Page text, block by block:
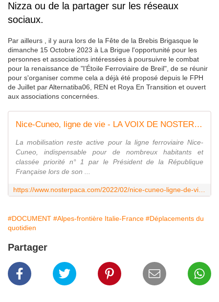
Nizza ou de la partager sur les réseaux
sociaux.
Par ailleurs , il y aura lors de la Fête de la Brebis Brigasque le
dimanche 15 Octobre 2023 à La Brigue l'opportunité pour les
personnes et associations intéressées à poursuivre le combat
pour la renaissance de "l’Étoile Ferroviaire de Breil", de se réunir
pour s'organiser comme cela a déjà été proposé depuis le FPH
de Juillet par Alternatiba06, REN et Roya En Transition et ouvert
aux associations concernées.
Nice-Cuneo, ligne de vie - LA VOIX DE NOSTERPACA
La mobilisation reste active pour la ligne ferroviaire Nice-
Cuneo, indispensable pour de nombreux habitants et
classée priorité n° 1 par le Président de la République
Française lors de son ...
#DOCUMENT #Alpes-frontière Italie-France #Déplacements du
quotidien
Partager